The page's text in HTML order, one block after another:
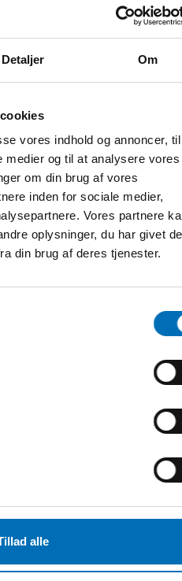
Detaljer Om
vores indhold og annoncer,
og til at analysere vores
om din brug af vores
inden for sociale medier,
Vores partnere
oplysninger, du har givet
din brug af deres tjenester.
alle
for children, adolescents,
disabilities. (Nordic Welfare